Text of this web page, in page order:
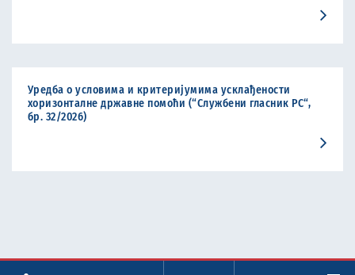
Уредба о условима и критеријумима усклађености
хоризонталне државне помоћи (“Службени гласник РС“,
бр. 32/2026)